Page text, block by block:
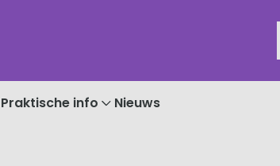
Praktische info Nieuws